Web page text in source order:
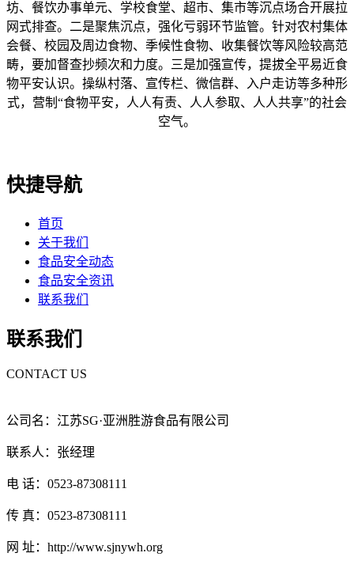
坊、餐饮办事单元、学校食堂、超市、集市等沉点场合开展拉
网式排查。二是聚焦沉点，强化亏弱环节监管。针对农村集体
会餐、校园及周边食物、季候性食物、收集餐饮等风险较高范
畴，要加督查抄频次和力度。三是加强宣传，提拔全平易近食
物平安认识。操纵村落、宣传栏、微信群、入户走访等多种形
式，营制“食物平安，人人有责、人人参取、人人共享”的社会
空气。
快捷导航
首页
关于我们
食品安全动态
食品安全资讯
联系我们
联系我们
CONTACT US
公司名：江苏SG·亚洲胜游食品有限公司
联系人：张经理
电 话：0523-87308111
传 真：0523-87308111
网 址：http://www.sjnywh.org